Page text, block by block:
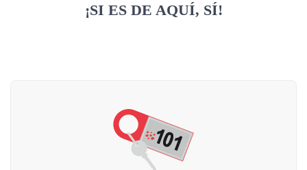
¡SI ES DE AQUÍ, SÍ!